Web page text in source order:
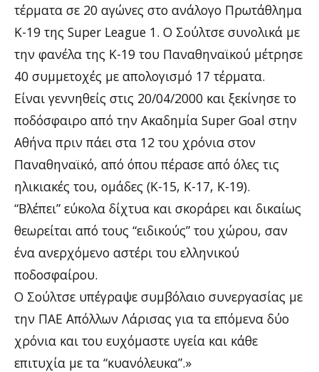
τέρματα σε 20 αγώνες στο ανάλογο Πρωτάθλημα
Κ-19 της Super League 1. Ο Σούλτσε συνολικά με
την φανέλα της Κ-19 του Παναθηναϊκού μέτρησε
40 συμμετοχές με απολογισμό 17 τέρματα.
Είναι γεννηθείς στις 20/04/2000 και ξεκίνησε το
ποδόσφαιρο από την Ακαδημία Super Goal στην
Αθήνα πριν πάει στα 12 του χρόνια στον
Παναθηναϊκό, από όπου πέρασε από όλες τις
ηλικιακές του, ομάδες (Κ-15, Κ-17, Κ-19).
“Βλέπει” εύκολα δίχτυα και σκοράρει και δικαίως
θεωρείται από τους “ειδικούς” του χώρου, σαν
ένα ανερχόμενο αστέρι του ελληνικού
ποδοσφαίρου.
Ο Σούλτσε υπέγραψε συμβόλαιο συνεργασίας με
την ΠΑΕ Απόλλων Λάρισας για τα επόμενα δύο
χρόνια και του ευχόμαστε υγεία και κάθε
επιτυχία με τα “κυανόλευκα”.»